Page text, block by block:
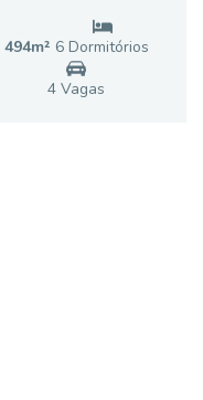
494m² 6 Dormitórios
4Vagas